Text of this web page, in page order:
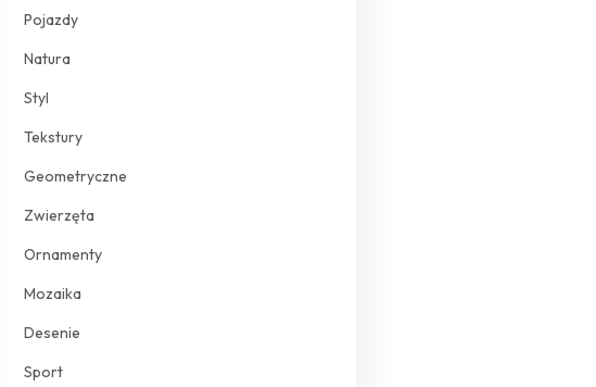
Pojazdy
Natura
Styl
Tekstury
Geometryczne
Zwierzęta
Ornamenty
Mozaika
Desenie
Sport